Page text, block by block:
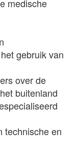
medische
gebruik van
over de
buitenland
technische en